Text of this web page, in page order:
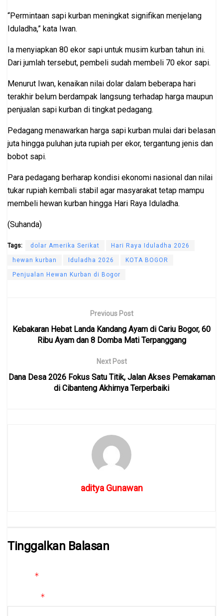
“Permintaan sapi kurban meningkat signifikan menjelang
Iduladha,” kata Iwan.
Ia menyiapkan 80 ekor sapi untuk musim kurban tahun ini.
Dari jumlah tersebut, pembeli sudah membeli 70 ekor sapi.
Menurut Iwan, kenaikan nilai dolar dalam beberapa hari
terakhir belum berdampak langsung terhadap harga maupun
penjualan sapi kurban di tingkat pedagang.
Pedagang menawarkan harga sapi kurban mulai dari belasan
juta hingga puluhan juta rupiah per ekor, tergantung jenis dan
bobot sapi.
Para pedagang berharap kondisi ekonomi nasional dan nilai
tukar rupiah kembali stabil agar masyarakat tetap mampu
membeli hewan kurban hingga Hari Raya Iduladha.
(Suhanda)
Tags: dolar Amerika Serikat Hari Raya Iduladha 2026
hewan kurban Iduladha 2026 KOTA BOGOR
Penjualan Hewan Kurban di Bogor
Previous Post
Kebakaran Hebat Landa Kandang Ayam di Cariu Bogor, 60
Ribu Ayam dan 8 Domba Mati Terpanggang
Next Post
Dana Desa 2026 Fokus Satu Titik, Jalan Akses Pemakaman
di Cibanteng Akhirnya Terperbaiki
aditya Gunawan
Tinggalkan Balasan
*
*